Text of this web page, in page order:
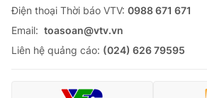
Ðiện thoại Thời báo VTV: 0988 671 671
Email: toasoan@vtv.vn
Liên hệ quảng cáo: (024) 626 79595